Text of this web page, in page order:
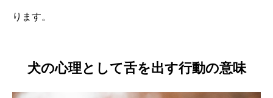
ります。
犬の心理として舌を出す行動の意味